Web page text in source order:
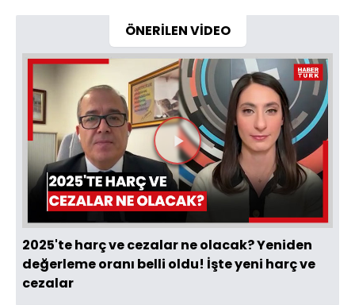
ÖNERİLEN VİDEO
Videoyu
Oynat
2025'te harç ve cezalar ne olacak? Yeniden
değerleme oranı belli oldu! İşte yeni harç ve
cezalar